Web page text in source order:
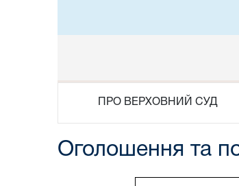
ПРО ВЕРХОВНИЙ СУД
Оголошення та